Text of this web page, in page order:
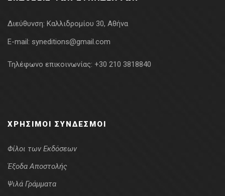
Διεύθυνση: Καλλιδρομίου 30, Αθήνα
E-mail: syneditions@gmail.com
Τηλέφωνο επικοινωνίας: +30 210 3818840
ΧΡΉΣΙΜΟΙ ΣΎΝΔΕΣΜΟΙ
Φίλοι των Εκδόσεων
Έξοδα Αποστολής
Ψιλά Γράμματα